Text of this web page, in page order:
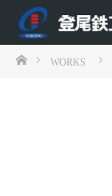
ホームWORKS